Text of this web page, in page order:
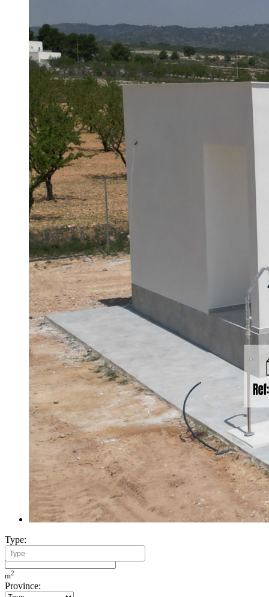
Type:
Minimum Build Area:
m2
Province: